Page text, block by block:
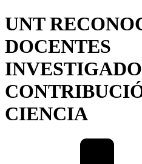
UNT
DOCENTES
CIENCIA